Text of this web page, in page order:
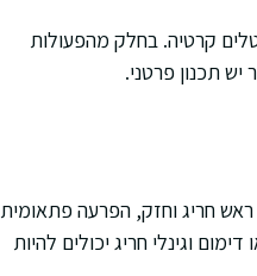
קרטיה. בחלק מהפעולות
תכנון פרטני.
חריג וחזק, הפרעה פתאומית
וגינלי חריג יכולים להיות